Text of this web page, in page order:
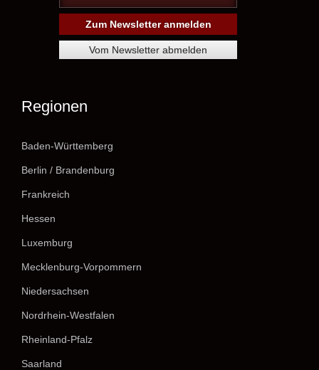
Regionen
Baden-Württemberg
Berlin / Brandenburg
Frankreich
Hessen
Luxemburg
Mecklenburg-Vorpommern
Niedersachsen
Nordrhein-Westfalen
Rheinland-Pfalz
Saarland